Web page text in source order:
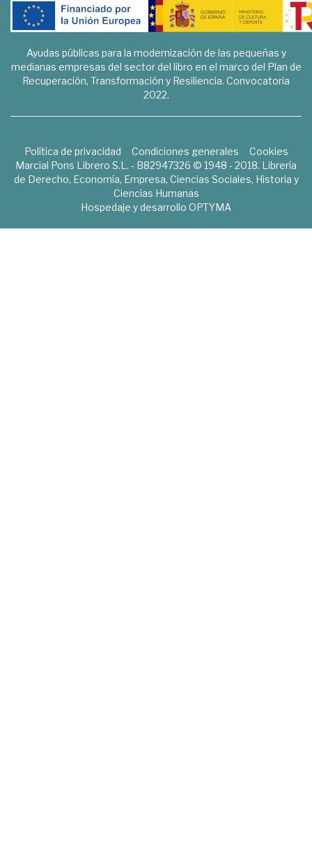
Ayudas públicas para la modernización de las pequeñas y
medianas empresas del sector del libro en el marco del Plan de
Recuperación, Transformación y Resiliencia. Convocatoria
2022.
Política de privacidad Condiciones generales
Cookies
Marcial Pons Librero S.L. - B82947326 © 1948 - 2018. Librería
de Derecho, Economía, Empresa, Ciencias Sociales, Historia y
Ciencias Humanas
Hospedaje y desarrollo OPTYMA